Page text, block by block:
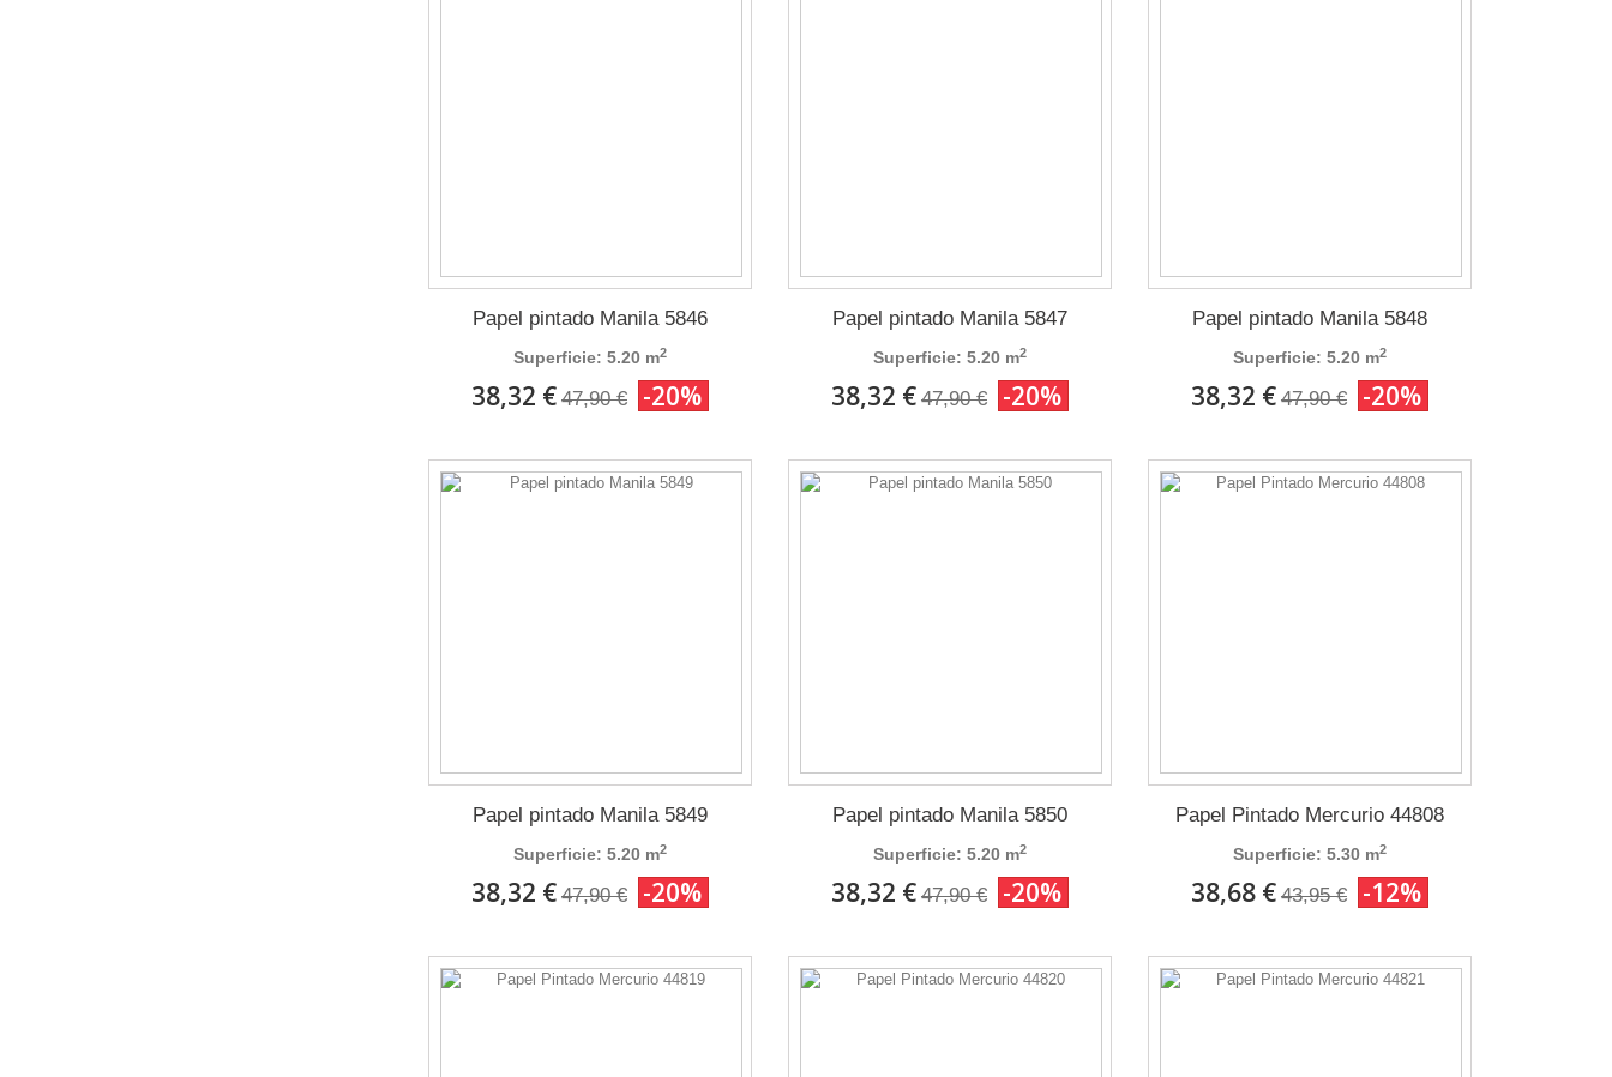
Papel pintado Manila 5846
Superficie: 5.20 m2
38,32 € 47,90 € -20%
Papel pintado Manila 5847
Superficie: 5.20 m2
38,32 € 47,90 € -20%
Papel pintado Manila 5848
Superficie: 5.20 m2
38,32 € 47,90 € -20%
Papel pintado Manila 5849
Superficie: 5.20 m2
38,32 € 47,90 € -20%
Papel pintado Manila 5850
Superficie: 5.20 m2
38,32 € 47,90 € -20%
Papel Pintado Mercurio 44808
Superficie: 5.30 m2
38,68 € 43,95 € -12%